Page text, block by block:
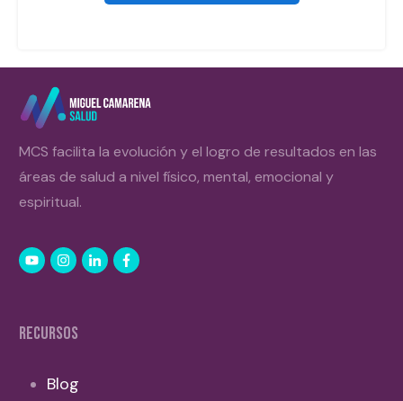
MCS facilita la evolución y el logro de resultados en las
áreas de salud a nivel físico, mental, emocional y
espiritual.
RECURSOS
Blog